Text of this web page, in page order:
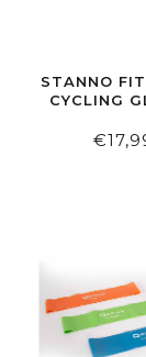
STANNO
CYCLING